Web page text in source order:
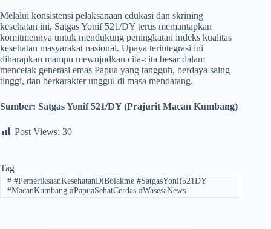
​Melalui konsistensi pelaksanaan edukasi dan skrining
kesehatan ini, Satgas Yonif 521/DY terus memantapkan
komitmennya untuk mendukung peningkatan indeks kualitas
kesehatan masyarakat nasional. Upaya terintegrasi ini
diharapkan mampu mewujudkan cita-cita besar dalam
mencetak generasi emas Papua yang tangguh, berdaya saing
tinggi, dan berkarakter unggul di masa mendatang.
Sumber: Satgas Yonif 521/DY (Prajurit Macan Kumbang)
Post Views: 30
Tag
##PemeriksaanKesehatanDiBolakme #SatgasYonif521DY
#MacanKumbang #PapuaSehatCerdas #WasesaNews